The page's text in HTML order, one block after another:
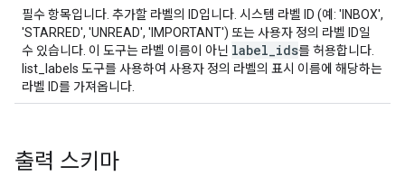
필수 항목입니다. 추가할 라벨의 ID입니다. 시스템 라벨 ID (예: 'INBOX',
'STARRED', 'UNREAD', 'IMPORTANT') 또는 사용자 정의 라벨 ID일
수 있습니다. 이 도구는 라벨 이름이 아닌 label_ids를 허용합니다.
list_labels 도구를 사용하여 사용자 정의 라벨의 표시 이름에 해당하는
라벨 ID를 가져옵니다.
출력 스키마